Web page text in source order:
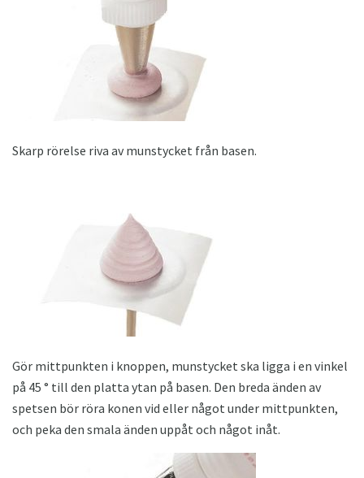
Skarp rörelse riva av munstycket från basen.
Gör mittpunkten i knoppen, munstycket ska ligga i en vinkel
på 45 ° till den platta ytan på basen. Den breda änden av
spetsen bör röra konen vid eller något under mittpunkten,
och peka den smala änden uppåt och något inåt.